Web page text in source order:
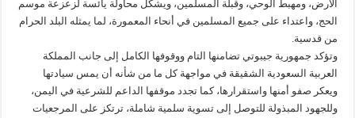
الأرض، ومهبط الوحي، وقبلة المسلمين، ويشكل محاولة يائسة لزعزعة موسم
الحج، واعتداء على جميع المسلمين في أنحاء المعمورة، لما يمثله البلد الحرام
من قدسية.
وتؤكد جمهورية جيبوتي تضامنها التام ووقوفها الكامل إلى جانب المملكة
العربية السعودية الشقيقة في مواجهة كل ما من شأنه أن يمس سيادتها
ويعكر صفو أمنها واستقرارها، كما تجدد موقفها الداعم للشرعية في اليمن،
وللجهود المبذولة للتوصل إلى تسوية سلمية شاملة، ترتكز على المرجعيات